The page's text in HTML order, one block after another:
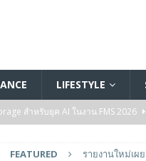
LIFESTYLE
สำหรับยุค AI ในงาน FMS 2026
FEATURED รายงานใหม่เผ